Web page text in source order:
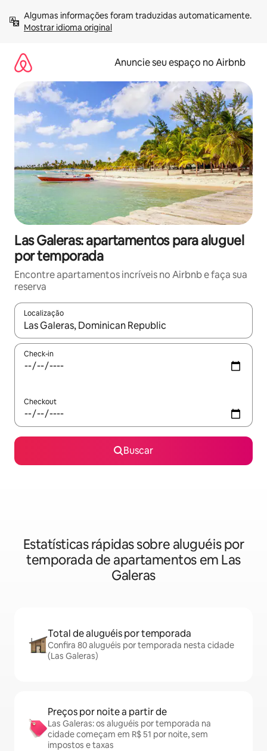
para
Mostrar idioma original
Anuncie seu espaço no Airbnb
Las Galeras: apartamentos para aluguel
por temporada
Encontre apartamentos incríveis no Airbnb e faça sua
reserva
Localização
Quando os resultados estiverem disponíveis, explore-os
Check-in
Checkout
Buscar
Estatísticas rápidas sobre aluguéis por
temporada de apartamentos em Las
Galeras
Total de aluguéis por temporada
Confira 80 aluguéis por temporada nesta cidade
(Las Galeras)
Preços por noite a partir de
Las Galeras: os aluguéis por temporada na
cidade começam em R$ 51 por noite, sem
impostos e taxas